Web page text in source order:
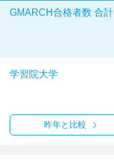
GMARCH合格者数 合計
学習院大学
昨年と比較